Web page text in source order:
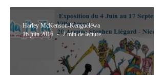
Harley McKenson-Kenguéléwa
16 juin 2016
2 min de lecture